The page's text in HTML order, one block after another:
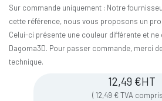
Sur commande uniquement : Notre
cette référence, nous vous proposons un
Celui-ci présente une couleur différente et
Dagoma3D. Pour passer commande, merci
technique.
12,49 €HT
( 12,49 €TVA